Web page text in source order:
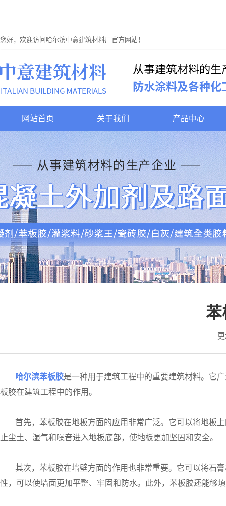
您好，欢迎访问哈尔滨中意建筑材料厂官方网站！
网站首页 关于我们 产品中心
哈尔滨苯板胶是一种用于建筑工程中的重要建筑材料。它
板胶在建筑工程中的作用。
首先，苯板胶在地板方面的应用非常广泛。它可以将地板
止尘土、湿气和噪音进入地板底部，使地板更加坚固和安全。
其次，苯板胶在墙壁方面的作用也非常重要。它可以将石
性，可以使墙面更加平整、牢固和防水。此外，苯板胶还能够